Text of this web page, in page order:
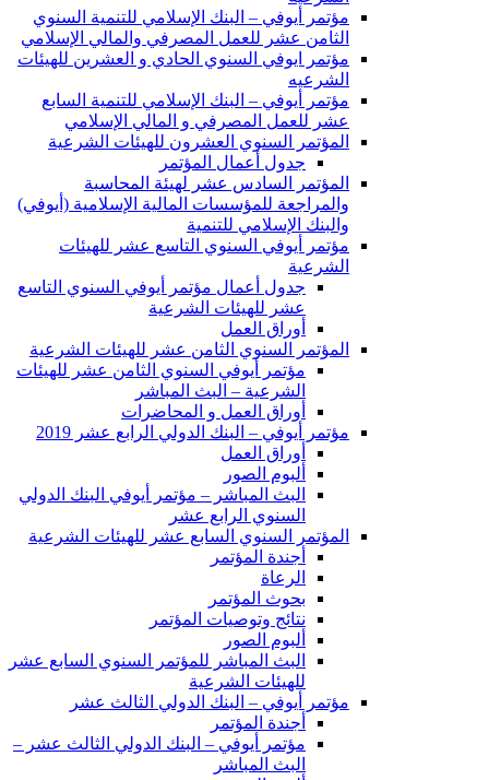
مؤتمر أيوفي – البنك الإسلامي للتنمية السنوي
الثامن عشر للعمل المصرفي والمالي الإسلامي
مؤتمر ايوفي السنوي الحادي و العشرين للهيئات
الشرعيه
مؤتمر أيوفي – البنك الإسلامي للتنمية السابع
عشر للعمل المصرفي و المالي الإسلامي
المؤتمر السنوي العشرون للهيئات الشرعية
جدول أعمال المؤتمر
المؤتمر السادس عشر لهيئة المحاسبة
والمراجعة للمؤسسات المالية الإسلامية (أيوفي)
والبنك الإسلامي للتنمية
مؤتمر أيوفي السنوي التاسع عشر للهيئات
الشرعية
جدول أعمال مؤتمر أيوفي السنوي التاسع
عشر للهيئات الشرعية
أوراق العمل
المؤتمر السنوي الثامن عشر للهيئات الشرعية
مؤتمر أيوفي السنوي الثامن عشر للهيئات
الشرعية – البث المباشر
أوراق العمل و المحاضرات
مؤتمر أيوفي – البنك الدولي الرابع عشر 2019
أوراق العمل
ألبوم الصور
البث المباشر – مؤتمر أيوفي البنك الدولي
السنوي الرابع عشر
المؤتمر السنوي السابع عشر للهيئات الشرعية
أجندة المؤتمر
الرعاة
بحوث المؤتمر
نتائج وتوصيات المؤتمر
ألبوم الصور
البث المباشر للمؤتمر السنوي السابع عشر
للهيئات الشرعية
مؤتمر أيوفي – البنك الدولي الثالث عشر
أجندة المؤتمر
مؤتمر أيوفي – البنك الدولي الثالث عشر –
البث المباشر